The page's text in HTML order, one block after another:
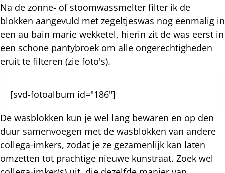
Na de zonne- of stoomwassmelter filter ik de
blokken aangevuld met zegeltjeswas nog eenmalig in
een au bain marie wekketel, hierin zit de was eerst in
een schone pantybroek om alle ongerechtigheden
eruit te filteren (zie foto's).
[svd-fotoalbum id="186"]
De wasblokken kun je wel lang bewaren en op den
duur samenvoegen met de wasblokken van andere
collega-imkers, zodat je ze gezamenlijk kan laten
omzetten tot prachtige nieuwe kunstraat. Zoek wel